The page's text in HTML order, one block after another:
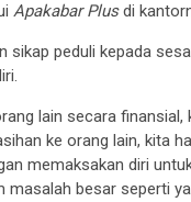
Apakabar Plusdi
sikap peduli kepada
lain secara
ke orang lain, kita
memaksakan diri
besar seperti